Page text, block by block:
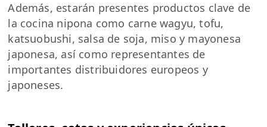
Además, estarán presentes productos clave de
la cocina nipona como carne wagyu, tofu,
katsuobushi, salsa de soja, miso y mayonesa
japonesa, así como representantes de
importantes distribuidores europeos y
japoneses.